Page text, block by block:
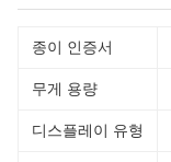
종이 인증서
무게 용량
디스플레이 유형